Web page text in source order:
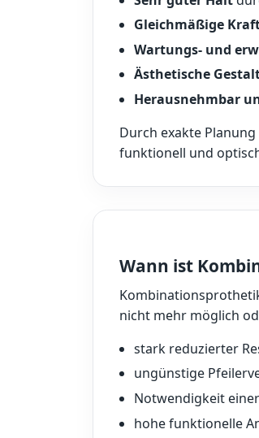
Gleichmäßige
Wartungs- und
Ästhetische
Herausnehmbar
Durch exakte
funktionell und
Wann ist
nicht mehr möglich
stark reduzierter
ungünstige
Notwendigkeit
hohe funktionelle